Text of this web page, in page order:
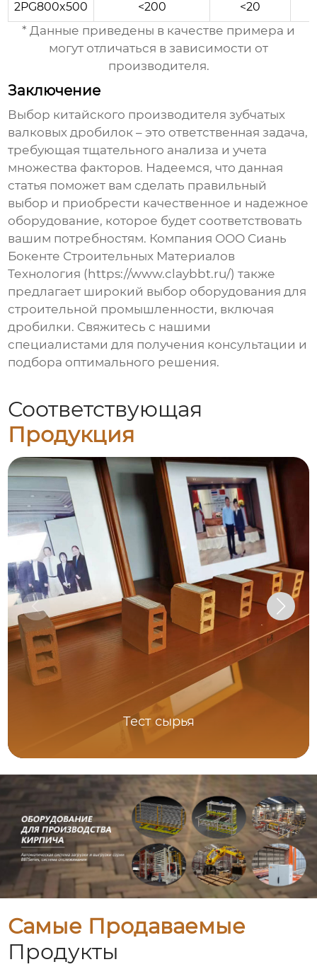
2PG800x500 <200 <20
* Данные приведены в качестве примера и
могут отличаться в зависимости от
производителя.
Заключение
Выбор китайского производителя зубчатых
валковых дробилок – это ответственная задача,
требующая тщательного анализа и учета
множества факторов. Надеемся, что данная
статья поможет вам сделать правильный
выбор и приобрести качественное и надежное
оборудование, которое будет соответствовать
вашим потребностям. Компания ООО Сиань
Бокенте Строительных Материалов
Технология ( https://www.claybbt.ru/) также
предлагает широкий выбор оборудования для
строительной промышленности, включая
дробилки. Свяжитесь с нашими
специалистами для получения консультации и
подбора оптимального решения.
Соответствующая
Продукция
Тест сырья
Самые Продаваемые
Продукты